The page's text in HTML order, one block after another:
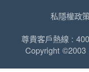
私隱權政
尊貴客戶熱線 :
Copyright ©2003